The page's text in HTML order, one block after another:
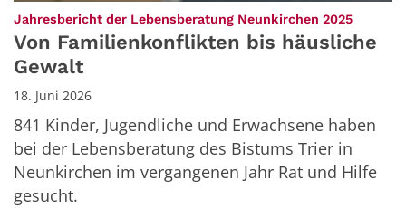
Jahresbericht der Lebensberatung Neunkirchen 2025:
Von Familienkonflikten bis häusliche
Gewalt
18. Juni 2026
841 Kinder, Jugendliche und Erwachsene haben
bei der Lebensberatung des Bistums Trier in
Neunkirchen im vergangenen Jahr Rat und Hilfe
gesucht.